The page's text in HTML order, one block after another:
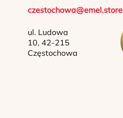
czestochowa@emel.store
ul. Ludowa
10, 42-215
Częstochowa